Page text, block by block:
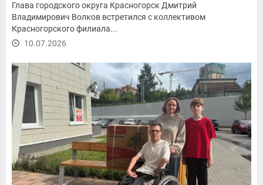
Глава городского округа Красногорск Дмитрий
Владимирович Волков встретился с коллективом
Красногорского филиала...
10.07.2026